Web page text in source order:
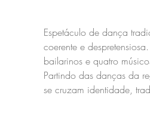
Espetáculo de dança
coerente e
bailarinos e quatro
Partindo das danças da
se cruzam identidade,